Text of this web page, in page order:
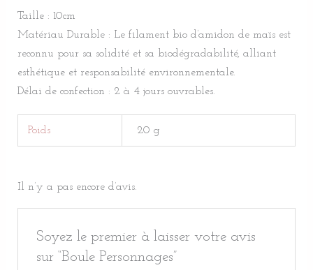
Taille : 10cm
Matériau Durable : Le filament bio d’amidon de maïs est
reconnu pour sa solidité et sa biodégradabilité, alliant
esthétique et responsabilité environnementale.
Délai de confection : 2 à 4 jours ouvrables.
Poids 20 g
Il n’y a pas encore d’avis.
Soyez le premier à laisser votre avis
sur “Boule Personnages”